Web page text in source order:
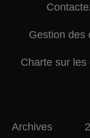
Gestion des
Charte sur
Archives